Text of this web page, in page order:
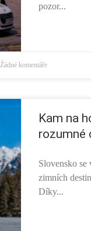
pozor...
Žádné komentáře
Kam na
rozumné
Slovensko
zimních
Díky...